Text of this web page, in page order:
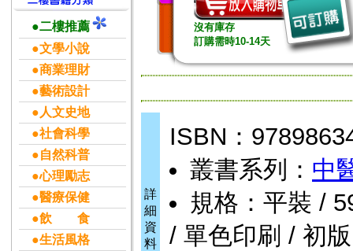
●二樓推薦
●文學小說
●商業理財
●藝術設計
●人文史地
●社會科學
●自然科普
●心理勵志
●醫療保健
●飲 食
●生活風格
沒有庫存
訂購需時10-14天
詳
細
資
料
ISBN：
叢書系列： 中
規格：平裝 /
/ 單色印刷 / 初版